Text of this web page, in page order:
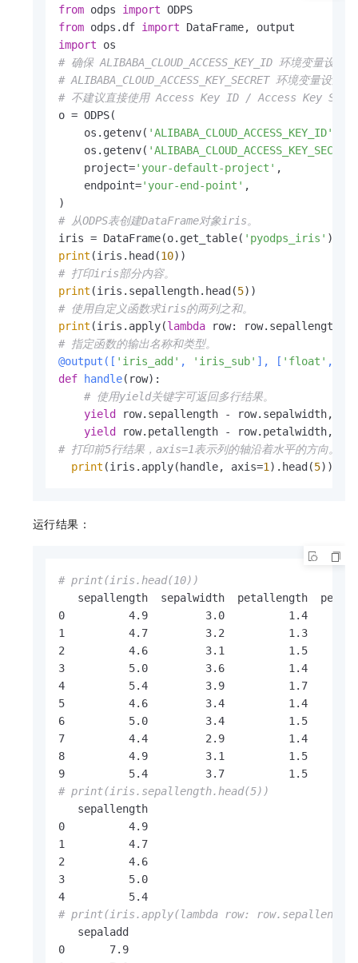
from odps import
from odps.df import
import
# 确保 ALIBABA_CLOUD_ACCESS_KEY_ID 环境变量设
# ALIBABA_CLOUD_ACCESS_KEY_SECRET 环境变量设
# 不建议直接使用 Access Key ID / Access Key
o = ODPS(
    os.getenv(
'ALIBABA_CLOUD_ACCESS_KEY_ID'
    os.getenv(
'ALIBABA_CLOUD_ACCESS_KEY_SECRET'
    project=
'your-default-project' ,
    endpoint=
'your-end-point' ,
# 从ODPS表创建DataFrame对象iris。
iris = DataFrame(o.get_table( 'pyodps_iris'
print (iris.head(10
# 打印iris部分内容。
print (iris.sepallength.head(5
# 使用自定义函数求iris的两列之和。
print (iris.apply(lambda row: row.sepallength
# 指定函数的输出名称和类型。
@output( [ 'iris_add' , 'iris_sub' ], [ 'float' ,
def
handle( row):
# 使用yield关键字可返回多行结果。
yield
row.sepallength - row.sepalwidth,
yield
# 打印前5行结果，axis=1表示列的轴沿着水平的方向。
print (iris.apply(handle, axis=1 ).head(5))
运行结果：
# print(iris.head(10))
sepallength  sepalwidth  petallength
0          4.9         3.0          1.4
1          4.7         3.2          1.3
2          4.6         3.1          1.5
3          5.0         3.6          1.4
4          5.4         3.9          1.7
5          4.6         3.4          1.4
6          5.0         3.4          1.5
7          4.4         2.9          1.4
8          4.9         3.1          1.5
# print(iris.sepallength.head(5))
   sepallength
0          4.9
1          4.7
2          4.6
3          5.0
# print(iris.apply(lambda row:
   sepaladd
0       7.9